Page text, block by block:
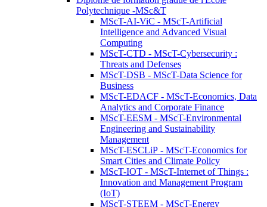
Polytechnique -MSc&T
MScT-AI-ViC - MScT-Artificial
Intelligence and Advanced Visual
Computing
MScT-CTD - MScT-Cybersecurity :
Threats and Defenses
MScT-DSB - MScT-Data Science for
Business
MScT-EDACF - MScT-Economics, Data
Analytics and Corporate Finance
MScT-EESM - MScT-Environmental
Engineering and Sustainability
Management
MScT-ESCLiP - MScT-Economics for
Smart Cities and Climate Policy
MScT-IOT - MScT-Internet of Things :
Innovation and Management Program
(IoT)
MScT-STEEM - MScT-Energy